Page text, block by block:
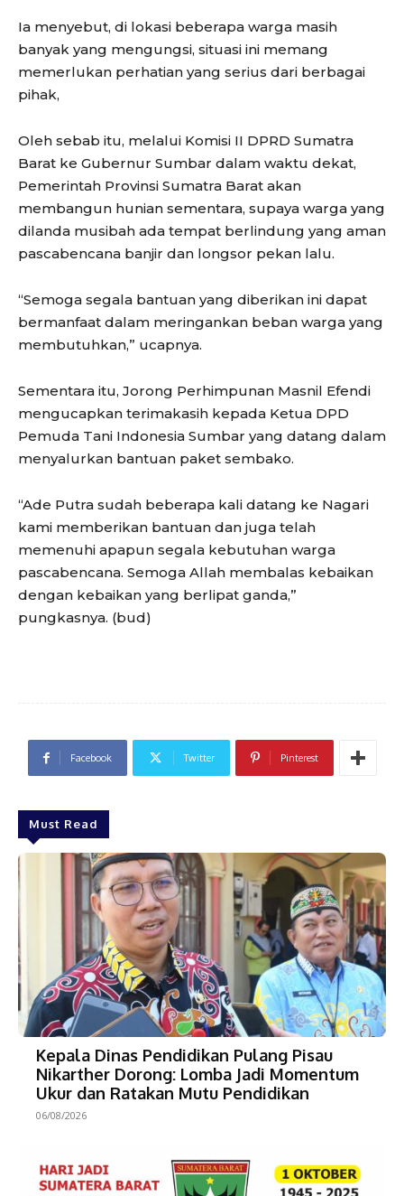
Ia menyebut, di lokasi beberapa warga masih
banyak yang mengungsi, situasi ini memang
memerlukan perhatian yang serius dari berbagai
pihak,
Oleh sebab itu, melalui Komisi II DPRD Sumatra
Barat ke Gubernur Sumbar dalam waktu dekat,
Pemerintah Provinsi Sumatra Barat akan
membangun hunian sementara, supaya warga yang
dilanda musibah ada tempat berlindung yang aman
pascabencana banjir dan longsor pekan lalu.
“Semoga segala bantuan yang diberikan ini dapat
bermanfaat dalam meringankan beban warga yang
membutuhkan,” ucapnya.
Sementara itu, Jorong Perhimpunan Masnil Efendi
mengucapkan terimakasih kepada Ketua DPD
Pemuda Tani Indonesia Sumbar yang datang dalam
menyalurkan bantuan paket sembako.
“Ade Putra sudah beberapa kali datang ke Nagari
kami memberikan bantuan dan juga telah
memenuhi apapun segala kebutuhan warga
pascabencana. Semoga Allah membalas kebaikan
dengan kebaikan yang berlipat ganda,”
pungkasnya. (bud)
Facebook Twitter Pinterest
Must Read
Kepala Dinas Pendidikan Pulang Pisau
Nikarther Dorong: Lomba Jadi Momentum
Ukur dan Ratakan Mutu Pendidikan
06/08/2026